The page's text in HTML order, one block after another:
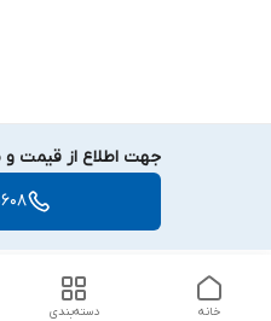
جهت اطلاع از قیمت
دسته‌بندی خانه